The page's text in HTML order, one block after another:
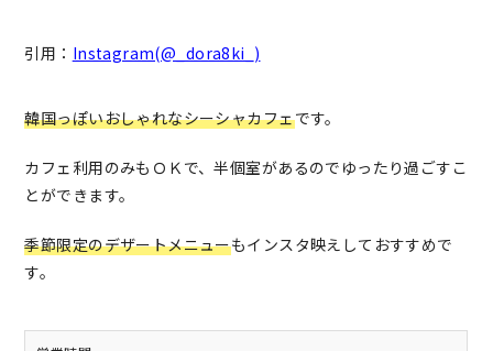
引用： Instagram(@_dora8ki_)
韓国っぽいおしゃれなシーシャカフェです。
カフェ利用のみもＯＫで、半個室があるのでゆったり過ごすこ
とができます。
季節限定のデザートメニューもインスタ映えしておすすめで
す。